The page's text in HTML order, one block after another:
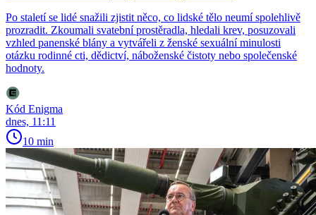
Po staletí se lidé snažili zjistit něco, co lidské tělo neumí spolehlivě
prozradit. Zkoumali svatební prostěradla, hledali krev, posuzovali
vzhled panenské blány a vytvářeli z ženské sexuální minulosti
otázku rodinné cti, dědictví, náboženské čistoty nebo společenské
hodnoty.
Kód Enigma
dnes, 11:11
10 min